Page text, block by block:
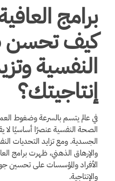
برامج
كيف
النفسية
إنتاجيتك؟
في عالم يتسم بالسرعة وضغوط
الصحة النفسية عنصرًا أساسيًا
الجسدية. ومع تزايد التحديات
والإرهاق الذهني، ظهرت برامج
الأفراد والمؤسسات على تحسين
والإنتاجية.